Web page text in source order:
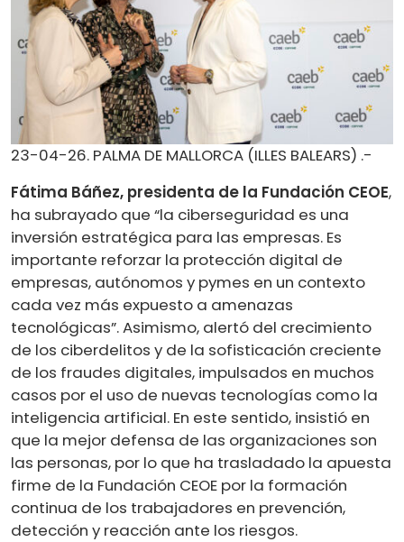
23-04-26. PALMA DE MALLORCA (ILLES BALEARS) .-
Fátima Báñez, presidenta de la Fundación CEOE,
ha subrayado que “la ciberseguridad es una
inversión estratégica para las empresas. Es
importante reforzar la protección digital de
empresas, autónomos y pymes en un contexto
cada vez más expuesto a amenazas
tecnológicas”. Asimismo, alertó del crecimiento
de los ciberdelitos y de la sofisticación creciente
de los fraudes digitales, impulsados en muchos
casos por el uso de nuevas tecnologías como la
inteligencia artificial. En este sentido, insistió en
que la mejor defensa de las organizaciones son
las personas, por lo que ha trasladado la apuesta
firme de la Fundación CEOE por la formación
continua de los trabajadores en prevención,
detección y reacción ante los riesgos.